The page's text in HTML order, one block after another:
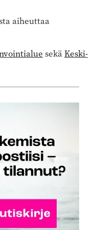
aiheuttaa
sekäKeski-